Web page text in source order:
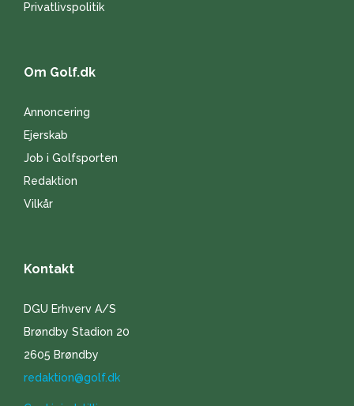
Privatlivspolitik
Om Golf.dk
Annoncering
Ejerskab
Job i Golfsporten
Redaktion
Vilkår
Kontakt
DGU Erhverv A/S
Brøndby Stadion 20
2605 Brøndby
redaktion@golf.dk